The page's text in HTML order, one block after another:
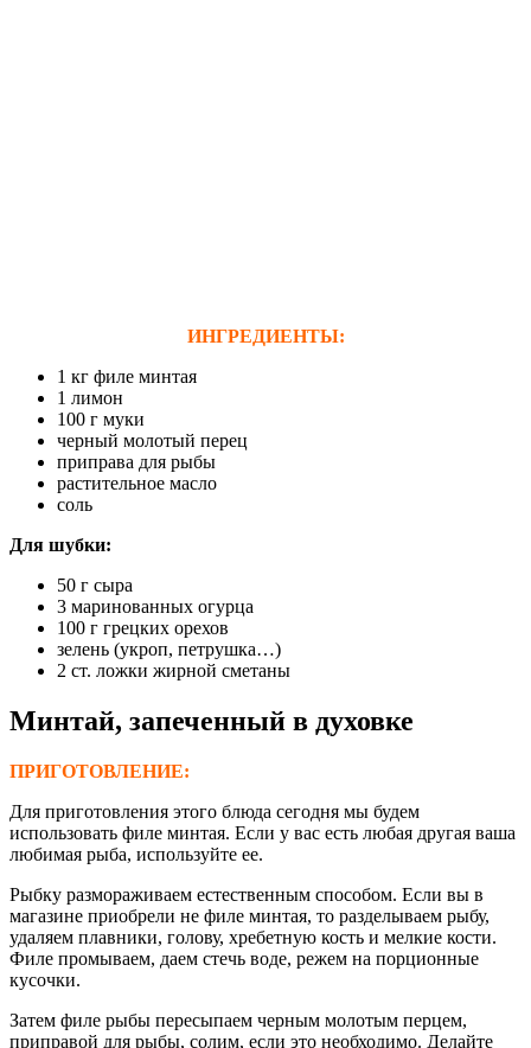
ИНГРЕДИЕНТЫ:
1 кг филе минтая
1 лимон
100 г муки
черный молотый перец
приправа для рыбы
растительное масло
соль
Для шубки:
50 г сыра
3 маринованных огурца
100 г грецких орехов
зелень (укроп, петрушка…)
2 ст. ложки жирной сметаны
Минтай, запеченный в духовке
ПРИГОТОВЛЕНИЕ:
Для приготовления этого блюда сегодня мы будем
использовать филе минтая. Если у вас есть любая другая ваша
любимая рыба, используйте ее.
Рыбку размораживаем естественным способом. Если вы в
магазине приобрели не филе минтая, то разделываем рыбу,
удаляем плавники, голову, хребетную кость и мелкие кости.
Филе промываем, даем стечь воде, режем на порционные
кусочки.
Затем филе рыбы пересыпаем черным молотым перцем,
приправой для рыбы, солим, если это необходимо. Делайте